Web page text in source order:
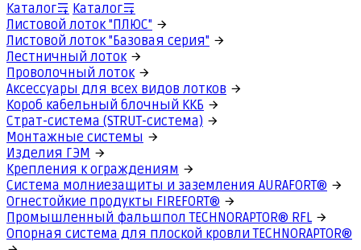
Каталог
Каталог
Листовой лоток "ПЛЮС"
Листовой лоток "Базовая серия"
Лестничный лоток
Проволочный лоток
Аксессуары для всех видов лотков
Короб кабельный блочный ККБ
Страт-система (STRUT-система)
Монтажные системы
Изделия ГЭМ
Крепления к ограждениям
Система молниезащиты и заземления AURAFORT®
Огнестойкие продукты FIREFORT®
Промышленный фальшпол TECHNORAPTOR® RFL
Опорная система для плоской кровли TECHNORAPTOR®